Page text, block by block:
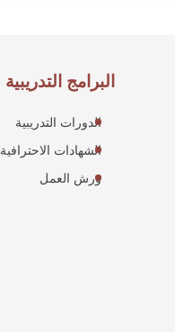
البرامج التدريبية
الدورات التدريبية
الشهادات الاحترافية
ورش العمل